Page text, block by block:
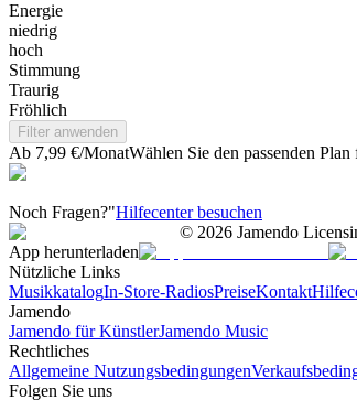
Energie
niedrig
hoch
Stimmung
Traurig
Fröhlich
Filter anwenden
Ab 7,99 €/MonatWählen Sie den passenden
Noch Fragen?"Hilfecenter besuchen
© 2026 Jamendo
App herunterladen
Nützliche Links
MusikkatalogIn-Store-RadiosPreiseKontakt
Jamendo
Jamendo für KünstlerJamendo Music
Rechtliches
Allgemeine Nutzungsbedingungen
Folgen Sie uns